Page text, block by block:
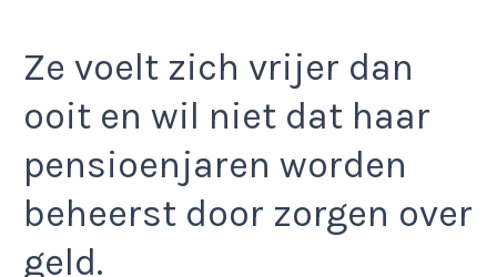
Ze voelt zich vrijer dan
ooit en wil niet dat haar
pensioenjaren worden
beheerst door zorgen over
geld.